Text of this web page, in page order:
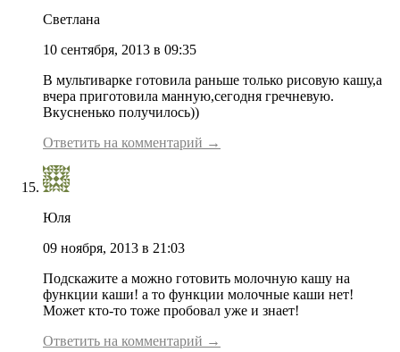
Светлана
10 сентября, 2013 в 09:35
В мультиварке готовила раньше только рисовую кашу,а
вчера приготовила манную,сегодня гречневую.
Вкусненько получилось))
Ответить на комментарий →
Юля
09 ноября, 2013 в 21:03
Подскажите а можно готовить молочную кашу на
функции каши! а то функции молочные каши нет!
Может кто-то тоже пробовал уже и знает!
Ответить на комментарий →